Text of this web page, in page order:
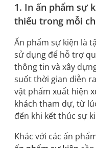
1. In ấn phẩm sự
thiếu trong mỗi
Ấn phẩm sự kiện là
sử dụng để hỗ trợ
thông tin và xây
suốt thời gian diễn
vật phẩm xuất hiện
khách tham dự, từ
đến khi kết thúc sự
Khác với các ấn